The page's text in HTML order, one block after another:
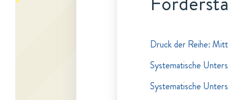
Druck der Reihe:
Systematische
Systematische